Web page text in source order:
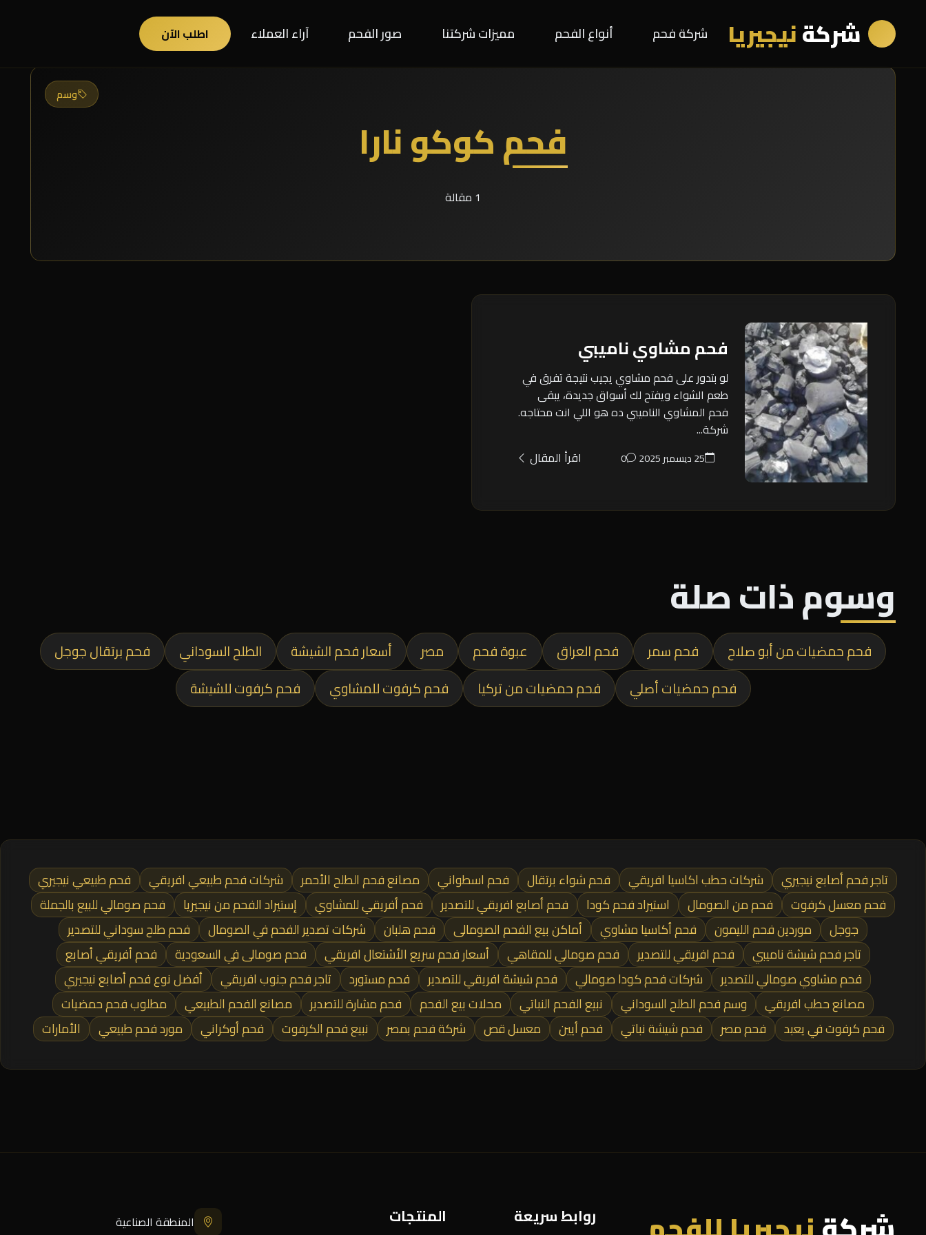
شركةنيجيريا شركة فحم أنواع الفحم مميزات شركتنا صور الفحم آراء العملاء اطلب الآن
وسم
فحم كوكو نارا
1 مقالة
فحم مشاوي ناميبي
لو بتدور على فحم مشاوي يجيب نتيجة تفرق في
طعم الشواء ويفتح لك أسواق جديدة، يبقى
فحم المشاوي الناميبي ده هو اللي انت محتاجه.
شركة...
25 ديسمبر 2025 0 اقرأ المقال
وسوم ذات صلة
فحم حمضيات من أبو صلاح فحم سمر فحم العراق عبوة فحم مصر أسعار فحم الشيشة الطلح السوداني
فحم برتقال جوجل
فحم حمضيات أصلي
فحم حمضيات من تركيا فحم كرفوت للمشاوي فحم كرفوت للشيشة
تاجر فحم أصابع نيجيري شركات حطب اكاسيا افريقي فحم شواء برتقال فحم اسطواني مصانع فحم الطلح الأحمر شركات فحم طبيعي افريقي
فحم طبيعي نيجيري
فحم معسل كرفوت
فحم من الصومال استيراد فحم كودا فحم أصابع افريقي للتصدير فحم أفريقي للمشاوي إستيراد الفحم من نيجيريا
فحم صومالي للبيع بالجملة
جوجل
موردين فحم الليمون فحم أكاسيا مشاوي أماكن بيع الفحم الصومالى فحم هلبان شركات تصدير الفحم في الصومال
فحم طلح سوداني للتصدير
تاجر فحم شيشة ناميبي
فحم افريقي للتصدير فحم صومالي للمقاهي أسعار فحم سريع الأشتعال افريقي فحم صومالى في السعودية
فحم أفريقي أصابع
فحم مشاوي صومالي للتصدير
شركات فحم كودا صومالي فحم شيشة افريقي للتصدير فحم مستورد تاجر فحم جنوب افريقي
أفضل نوع فحم أصابع نيجيري
مصانع حطب افريقي
وسم فحم الطلح السوداني نبيع الفحم النباتي محلات بيع الفحم فحم مشارة للتصدير مصانع الفحم الطبيعي
مطلوب فحم حمضيات
فحم كرفوت في يعبد
فحم مصر فحم شيشة نباتي فحم أيين معسل قص شركة فحم بمصر نبيع فحم الكرفوت فحم أوكراني مورد فحم طبيعي الأمارات
روابط سريعة المنتجات المنطقة الصناعية